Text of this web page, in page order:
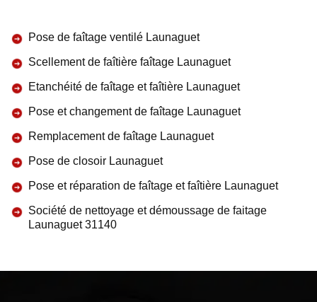
Pose de faîtage ventilé Launaguet
Scellement de faîtière faîtage Launaguet
Etanchéité de faîtage et faîtière Launaguet
Pose et changement de faîtage Launaguet
Remplacement de faîtage Launaguet
Pose de closoir Launaguet
Pose et réparation de faîtage et faîtière Launaguet
Société de nettoyage et démoussage de faitage
Launaguet 31140